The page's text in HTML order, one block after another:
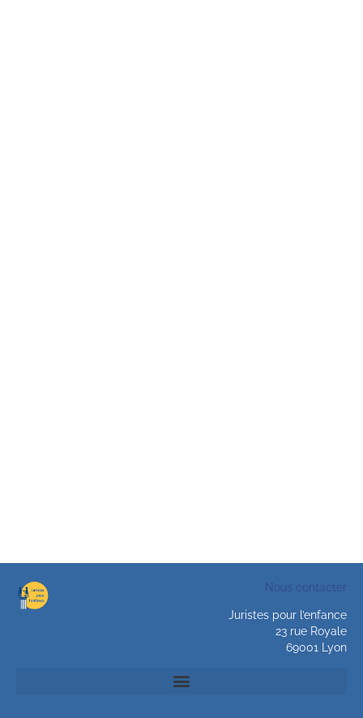
Nous contacter
Juristes pour l’enfance
23 rue Royale
69001 Lyon